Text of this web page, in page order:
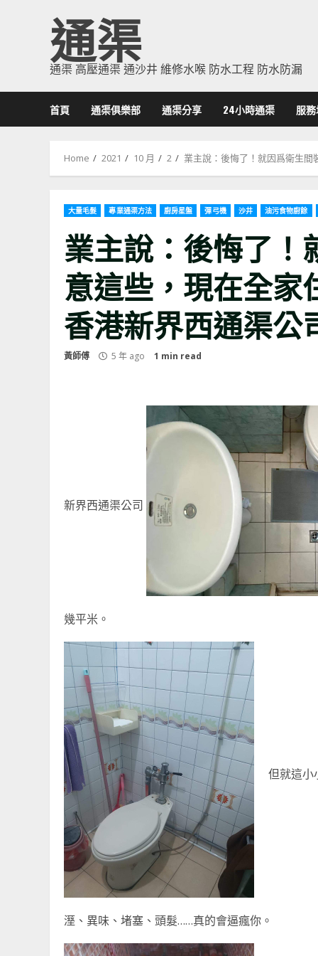
通渠
通渠 高壓通渠 通沙井 維修水喉 防水工程 防水防漏
首頁 通渠俱樂部 通渠分享 24小時通渠 服
Home 2021 10 月 2 業主說：後悔了！就因爲衛生間
大量毛髮 專業通渠方法 廚房星盤 彈弓機 沙井 油污食物廚餘
業主說：後悔了！
意這些，現在全家
香港新界西通渠公
黃師傅 5 年 ago 1 min read
新界西通渠公司
幾平米。
但就這小
溼、異味、堵塞、頭髮……真的會逼瘋你。